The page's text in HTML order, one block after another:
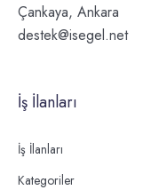
Çankaya, Ankara
destek@isegel.net
İş İlanları
İş İlanları
Kategoriler